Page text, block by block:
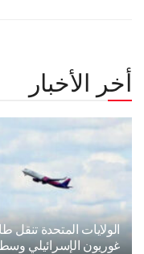
أخر الأخبار
الولايات المتحدة تنقل
غوريون الإسرائيلي